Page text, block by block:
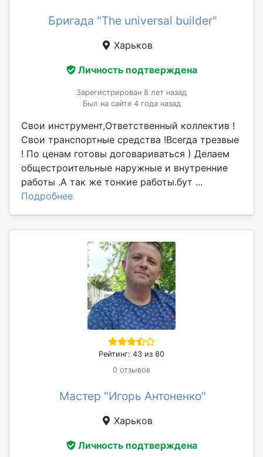
Бригада "The universal builder"
Харьков
Личность подтверждена
Зарегистрирован 8 лет назад
Был на сайте 4 года назад
Свои инструмент,Ответственный коллектив !
Свои транспортные средства !Всегда трезвые
! По ценам готовы договариваться ) Делаем
общестроительные наружные и внутренние
работы .А так же тонкие работы.бут ...
Подробнее
Рейтинг: 43 из 80
0 отзывов
Мастер "Игорь Антоненко"
Харьков
Личность подтверждена